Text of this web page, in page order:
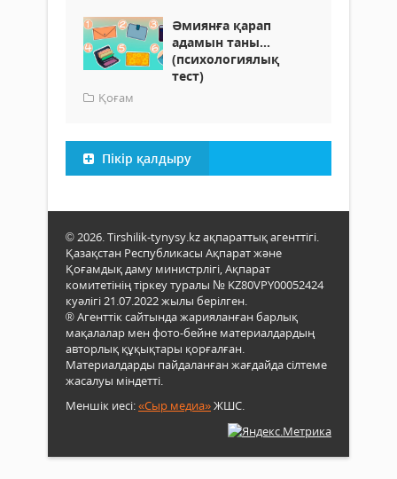
Әмиянға қарап
адамын таны...
(психологиялық
тест)
Қоғам
Пікір қалдыру
© 2026. Tirshilik-tynysy.kz ақпараттық агенттігі.
Қазақстан Республикасы Ақпарат және
Қоғамдық даму министрлігі, Ақпарат
комитетінің тіркеу туралы № KZ80VPY00052424
куәлігі 21.07.2022 жылы берілген.
® Агенттік сайтында жарияланған барлық
мақалалар мен фото-бейне материалдардың
авторлық құқықтары қорғалған.
Материалдарды пайдаланған жағдайда сілтеме
жасалуы міндетті.
Меншік иесі:«Сыр медиа»ЖШС.